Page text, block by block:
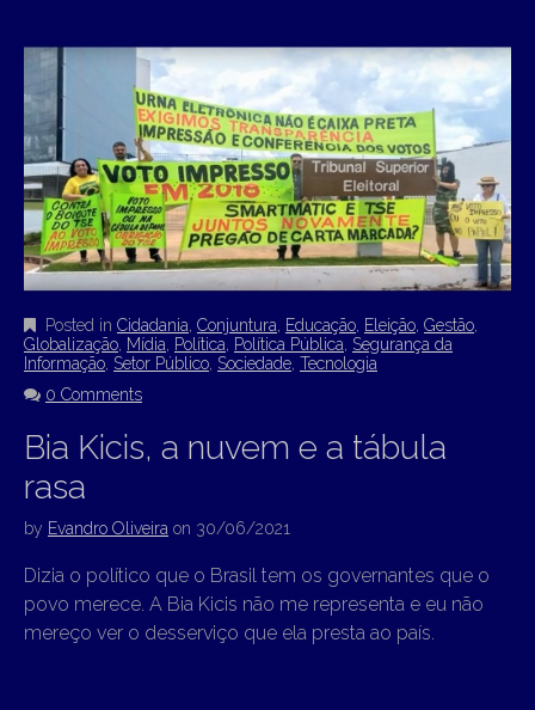
Posted in Cidadania, Conjuntura, Educação, Eleição, Gestão,
Globalização, Mídia, Política, Política Pública, Segurança da
Informação, Setor Público, Sociedade, Tecnologia
0 Comments
Bia Kicis, a nuvem e a tábula
rasa
by Evandro Oliveira on 30/06/2021
Dizia o político que o Brasil tem os governantes que o
povo merece. A Bia Kicis não me representa e eu não
mereço ver o desserviço que ela presta ao país.